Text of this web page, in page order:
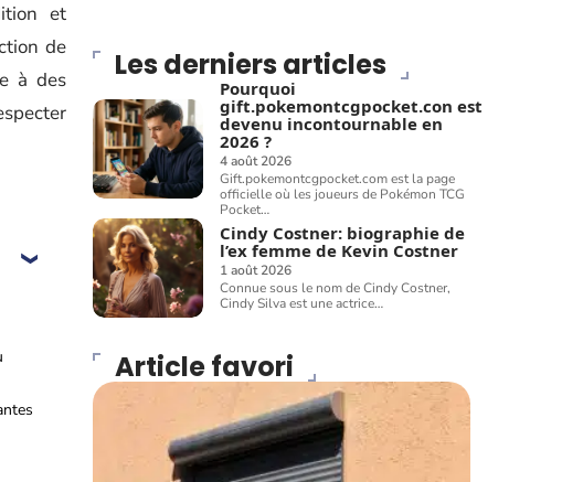
et
de
à des
Les derniers articles
Pourquoi
gift.pokemontcgpocket.con est
devenu incontournable en
2026 ?
4 août 2026
Gift.pokemontcgpocket.com est la page
officielle où les joueurs de Pokémon TCG
Pocket…
Cindy Costner: biographie de
l’ex femme de Kevin Costner
1 août 2026
Connue sous le nom de Cindy Costner,
Cindy Silva est une actrice…
Article favori